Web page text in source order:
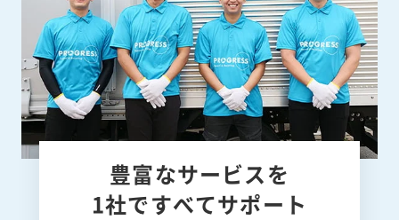
豊富なサービスを
1社ですべてサポート